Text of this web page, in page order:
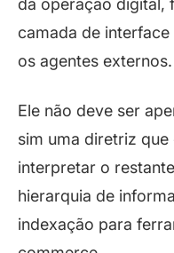
da operação digital,
camada de interface
os agentes externos.
Ele não deve ser
sim uma diretriz
interpretar o
hierarquia de
indexação para